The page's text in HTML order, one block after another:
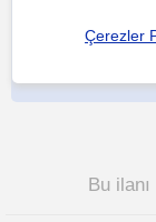
Bu
Çerezler